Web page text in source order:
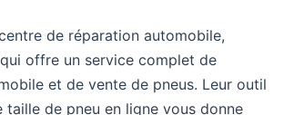
de réparation automobile,
offre un service complet de
et de vente de pneus. Leur outil
taille de pneu en ligne vous donne